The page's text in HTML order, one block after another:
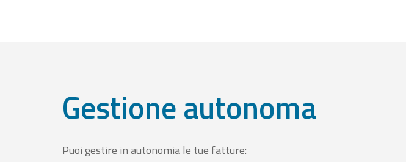
Gestione autonoma
Puoi gestire in autonomia le tue fatture: